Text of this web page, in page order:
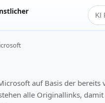
KI
auf Basis der bereits
alle Originallinks,